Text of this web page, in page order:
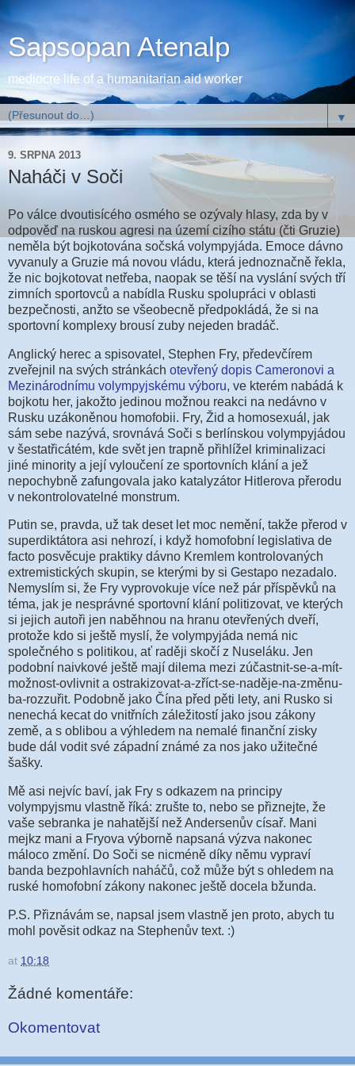
Sapsopan Atenalp
mediocre life of a humanitarian aid worker
▼
9. SRPNA 2013
Naháči v Soči
Po válce dvoutisícého osmého se ozývaly hlasy, zda by v
odpověď na ruskou agresi na území cizího státu (čti Gruzie)
neměla být bojkotována sočská volympyjáda. Emoce dávno
vyvanuly a Gruzie má novou vládu, která jednoznačně řekla,
že nic bojkotovat netřeba, naopak se těší na vyslání svých tří
zimních sportovců a nabídla Rusku spolupráci v oblasti
bezpečnosti, anžto se všeobecně předpokládá, že si na
sportovní komplexy brousí zuby nejeden bradáč.
Anglický herec a spisovatel, Stephen Fry, předevčírem
zveřejnil na svých stránkách otevřený dopis Cameronovi a
Mezinárodnímu volympyjskému výboru, ve kterém nabádá k
bojkotu her, jakožto jedinou možnou reakci na nedávno v
Rusku uzákoněnou homofobii. Fry, Žid a homosexuál, jak
sám sebe nazývá, srovnává Soči s berlínskou volympyjádou
v šestatřicátém, kde svět jen trapně přihlížel kriminalizaci
jiné minority a její vyloučení ze sportovních klání a jež
nepochybně zafungovala jako katalyzátor Hitlerova přerodu
v nekontrolovatelné monstrum.
Putin se, pravda, už tak deset let moc nemění, takže přerod v
superdiktátora asi nehrozí, i když homofobní legislativa de
facto posvěcuje praktiky dávno Kremlem kontrolovaných
extremistických skupin, se kterými by si Gestapo nezadalo.
Nemyslím si, že Fry vyprovokuje více než pár příspěvků na
téma, jak je nesprávné sportovní klání politizovat, ve kterých
si jejich autoři jen naběhnou na hranu otevřených dveří,
protože kdo si ještě myslí, že volympyjáda nemá nic
společného s politikou, ať raději skočí z Nuseláku. Jen
podobní naivkové ještě mají dilema mezi zúčastnit-se-a-mít-
možnost-ovlivnit a ostrakizovat-a-zříct-se-naděje-na-změnu-
ba-rozzuřit. Podobně jako Čína před pěti lety, ani Rusko si
nenechá kecat do vnitřních záležitostí jako jsou zákony
země, a s oblibou a výhledem na nemalé finanční zisky
bude dál vodit své západní známé za nos jako užitečné
šašky.
Mě asi nejvíc baví, jak Fry s odkazem na principy
volympyjsmu vlastně říká: zrušte to, nebo se přiznejte, že
vaše sebranka je nahatější než Andersenův císař. Mani
mejkz mani a Fryova výborně napsaná výzva nakonec
máloco změní. Do Soči se nicméně díky němu vypraví
banda bezpohlavních naháčů, což může být s ohledem na
ruské homofobní zákony nakonec ještě docela bžunda.
P.S. Přiznávám se, napsal jsem vlastně jen proto, abych tu
mohl pověsit odkaz na Stephenův text. :)
at 10:18
Žádné komentáře:
Okomentovat